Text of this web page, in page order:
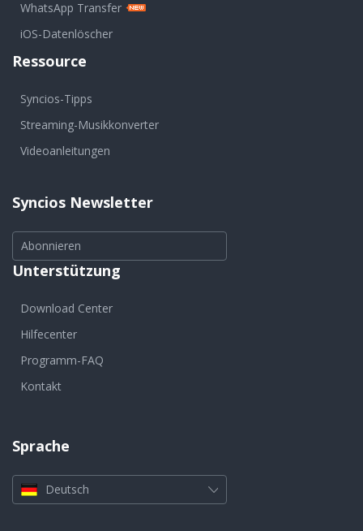
WhatsApp Transfer
iOS-Datenlöscher
Ressource
Syncios-Tipps
Streaming-Musikkonverter
Videoanleitungen
Syncios Newsletter
Abonnieren
Unterstützung
Download Center
Hilfecenter
Programm-FAQ
Kontakt
Sprache
Deutsch